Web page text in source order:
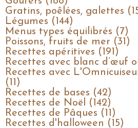
Gratins, poêlées, galettes
Légumes (144)
Menus types équilibrés (7)
Poissons, fruits de mer (31)
Recettes apéritives (191)
Recettes avec blanc d’œuf
Recettes avec
(11)
Recettes de bases (42)
Recettes de Noël (142)
Recettes de Pâques (11)
Recettes d'halloween (15)